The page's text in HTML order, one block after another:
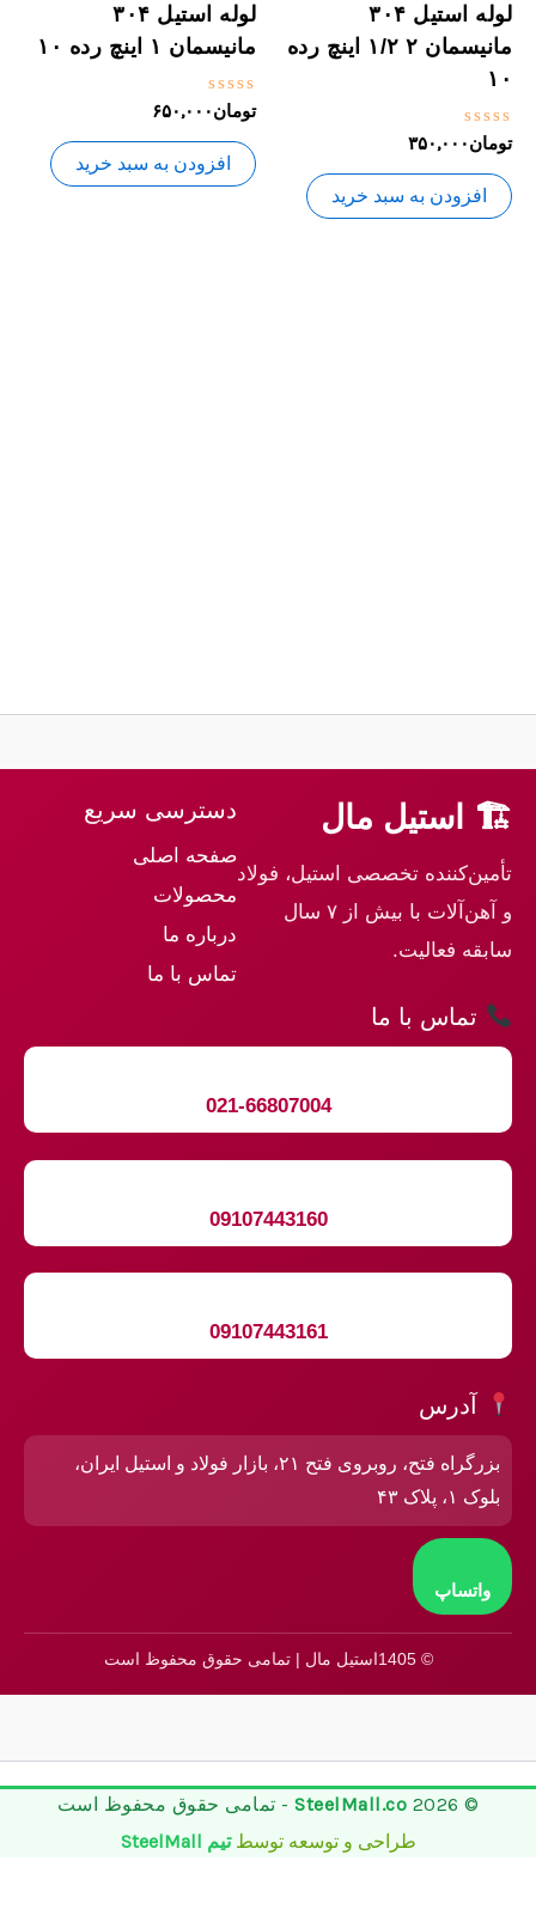
لوله استیل ۳۰۴
مانیسمان ۲ ۱/۲ اینچ رده
۱۰
نمره
0
از
5
تومان۳۵۰,۰۰۰
افزودن به سبد خرید
لوله استیل ۳۰۴
مانیسمان ۱ اینچ رده ۱۰
نمره
0
از
5
تومان۶۵۰,۰۰۰
افزودن به سبد خرید
🏗 استیل مال
تأمین‌کننده تخصصی استیل، فولاد
و آهن‌آلات با بیش از ۷ سال
سابقه فعالیت.
دسترسی سریع
صفحه اصلی
محصولات
درباره ما
تماس با ما
تماس با ما
021-66807004
09107443160
09107443161
آدرس
بزرگراه فتح، روبروی فتح ۲۱، بازار فولاد و استیل ایران،
بلوک ۱، پلاک ۴۳
واتساپ
© 1405استیل مال | تمامی حقوق محفوظ است
© 2026
SteelMall.co - تمامی حقوق محفوظ است
طراحی و توسعه توسطتیم SteelMall